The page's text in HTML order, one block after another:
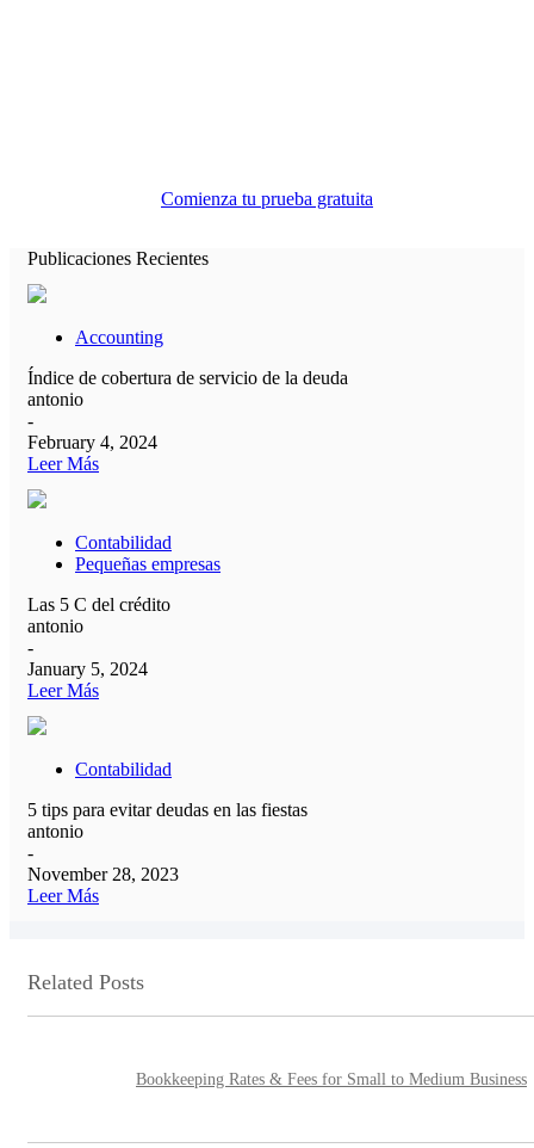
Comienza tu prueba gratuita
Publicaciones Recientes
Accounting
Índice de cobertura de servicio de la deuda
antonio
-
February 4, 2024
Leer Más
Contabilidad
Pequeñas empresas
Las 5 C del crédito
antonio
-
January 5, 2024
Leer Más
Contabilidad
5 tips para evitar deudas en las fiestas
antonio
-
November 28, 2023
Leer Más
Related Posts
Bookkeeping Rates & Fees for Small to Medium Business